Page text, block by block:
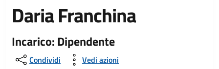
Daria Franchina
Incarico: Dipendente
Condividi Vedi azioni